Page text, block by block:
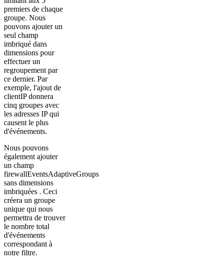
premiers de chaque
groupe. Nous
pouvons ajouter un
seul champ
imbriqué dans
dimensions pour
effectuer un
regroupement par
ce dernier. Par
exemple, l'ajout de
clientIP donnera
cinq groupes avec
les adresses IP qui
causent le plus
d'événements.
Nous pouvons
également ajouter
un champ
firewallEventsAdaptiveGroups
sans dimensions
imbriquées . Ceci
créera un groupe
unique qui nous
permettra de trouver
le nombre total
d'événements
correspondant à
notre filtre.